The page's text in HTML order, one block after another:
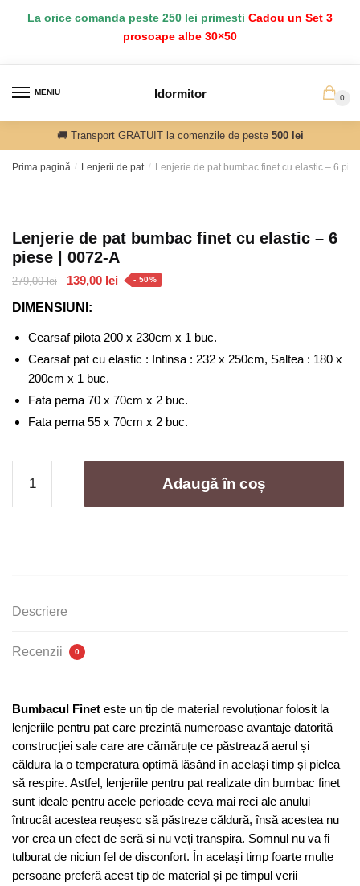
La orice comanda peste 250 lei primesti Cadou un Set 3
prosoape albe 30×50
MENIU Idormitor 0
🚚 Transport GRATUIT la comenzile de peste 500 lei
Prima pagină / Lenjerii de pat / Lenjerie de pat bumbac finet cu elastic – 6
Lenjerie de pat bumbac finet cu elastic – 6
piese | 0072-A
279,00lei
Prețul
a
fost:
279,00 lei.
139,00 lei Prețul
139,00 lei.
- 50%
DIMENSIUNI:
Cearsaf pilota 200 x 230cm x 1 buc.
Cearsaf pat cu elastic : Intinsa : 232 x 250cm, Saltea : 180 x
200cm x 1 buc.
Fata perna 70 x 70cm x 2 buc.
Fata perna 55 x 70cm x 2 buc.
Lenjerie
de
elastic
A
Adaugă în coș
Descriere
Recenzii 0
Bumbacul Finet este un tip de material revoluționar folosit la
lenjeriile pentru pat care prezintă numeroase avantaje datorită
construcției sale care are cămăruțe ce păstrează aerul și
căldura la o temperatura optimă lăsând în același timp și pielea
să respire. Astfel, lenjeriile pentru pat realizate din bumbac finet
sunt ideale pentru acele perioade ceva mai reci ale anului
întrucât acestea reușesc să păstreze căldură, însă acestea nu
vor crea un efect de seră si nu veți transpira. Somnul nu va fi
tulburat de niciun fel de disconfort. În același timp foarte multe
persoane preferă acest tip de material și pe timpul verii